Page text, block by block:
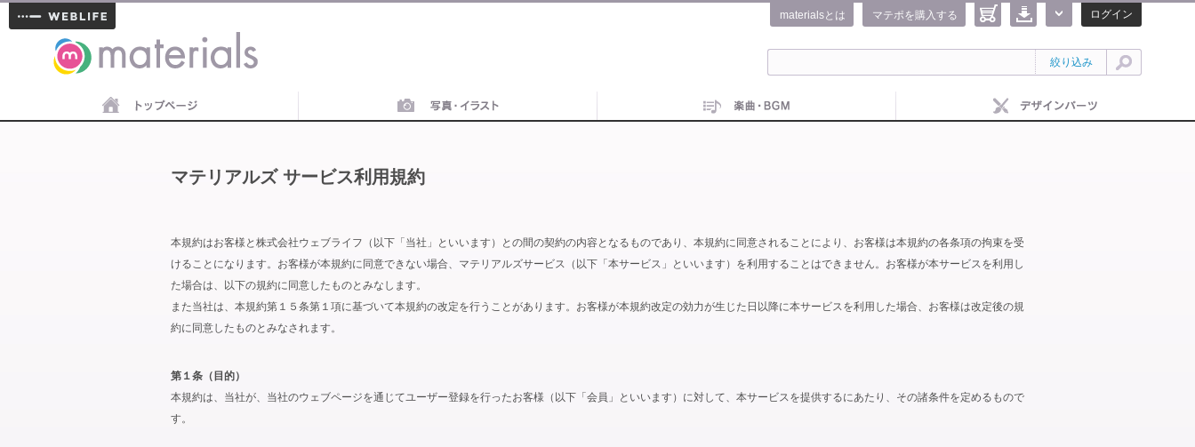
materials
ログイン
マテポを購入する
materialsとは
絞り込み
マテリアルズ サービス利用規約
本規約はお客様と株式会社ウェブライフ（以下「当社」といいます）との間の契約の内容となるものであり、本規約に同意されることにより、お客様は本規約の各条項の拘束を受
けることになります。お客様が本規約に同意できない場合、マテリアルズサービス（以下「本サービス」といいます）を利用することはできません。お客様が本サービスを利用し
た場合は、以下の規約に同意したものとみなします。
また当社は、本規約第１５条第１項に基づいて本規約の改定を行うことがあります。お客様が本規約改定の効力が生じた日以降に本サービスを利用した場合、お客様は改定後の規
約に同意したものとみなされます。
第１条（目的）
本規約は、当社が、当社のウェブページを通じてユーザー登録を行ったお客様（以下「会員」といいます）に対して、本サービスを提供するにあたり、その諸条件を定めるもので
す。